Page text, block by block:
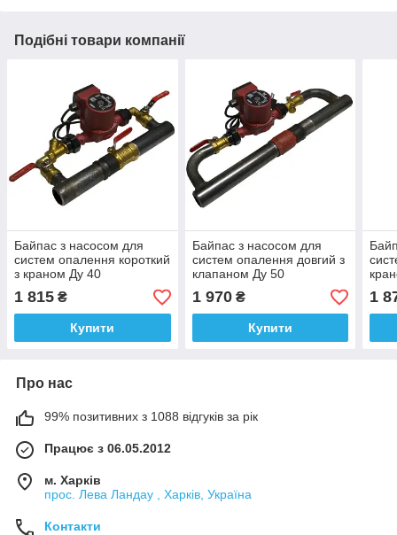
Подібні товари компанії
Байпас з насосом для
систем опалення короткий
з краном Ду 40
1 815 ₴
Купити
Байпас з насосом для
систем опалення довгий з
клапаном Ду 50
1 970₴
Купити
1
Про нас
99% позитивних з 1088 відгуків за рік
Працює з 06.05.2012
м. Харків
прос. Лева Ландау , Харків, Україна
Контакти